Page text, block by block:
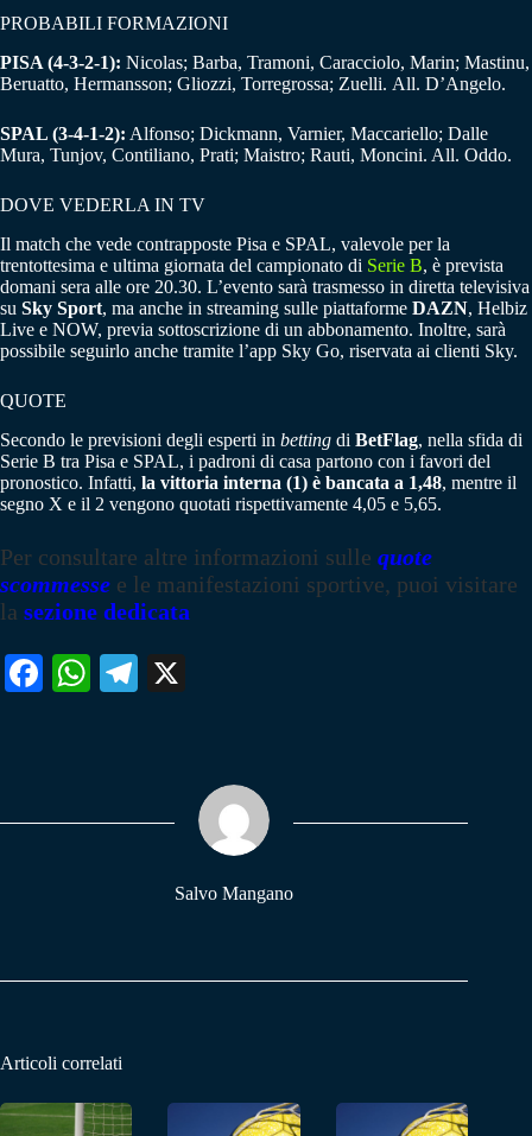
PROBABILI FORMAZIONI
PISA (4-3-2-1): Nicolas; Barba, Tramoni, Caracciolo, Marin; Mastinu,
Beruatto, Hermansson; Gliozzi, Torregrossa; Zuelli. All. D’Angelo.
SPAL (3-4-1-2): Alfonso; Dickmann, Varnier, Maccariello; Dalle
Mura, Tunjov, Contiliano, Prati; Maistro; Rauti, Moncini. All. Oddo.
DOVE VEDERLA IN TV
Il match che vede contrapposte Pisa e SPAL, valevole per la
trentottesima e ultima giornata del campionato di Serie B, è prevista
domani sera alle ore 20.30. L’evento sarà trasmesso in diretta televisiva
su Sky Sport, ma anche in streaming sulle piattaforme DAZN, Helbiz
Live e NOW, previa sottoscrizione di un abbonamento. Inoltre, sarà
possibile seguirlo anche tramite l’app Sky Go, riservata ai clienti Sky.
QUOTE
Secondo le previsioni degli esperti in betting di BetFlag, nella sfida di
Serie B tra Pisa e SPAL, i padroni di casa partono con i favori del
pronostico. Infatti, la vittoria interna (1) è bancata a 1,48, mentre il
segno X e il 2 vengono quotati rispettivamente 4,05 e 5,65.
Per consultare altre informazioni sulle quote
scommesse e le manifestazioni sportive, puoi visitare
la sezione dedicata
Fa W
pp
Te
m
Salvo Mangano
Articoli correlati